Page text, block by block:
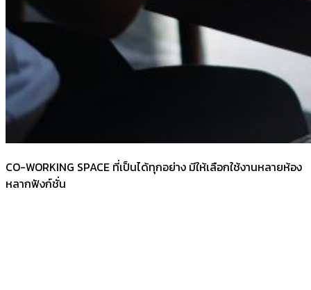
CO-WORKING SPACE ที่เป็นได้ทุกอย่าง มีให้เลือกใช้งานหลายห้อง
หลากฟังก์ชั่น